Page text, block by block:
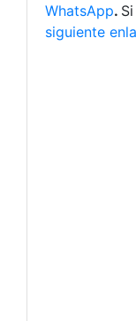
WhatsApp.
siguiente